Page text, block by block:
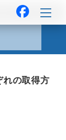
れの取得方